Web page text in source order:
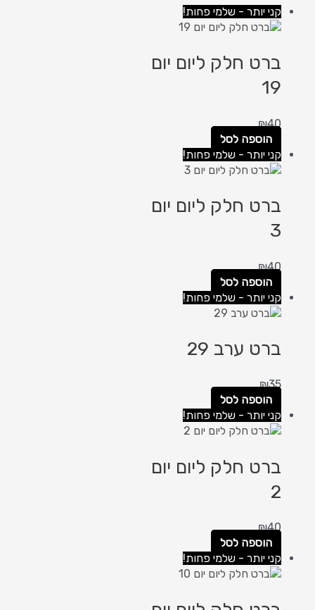
קני יותר - שלמי פחות!
ברט חלק ליום יום
19
₪40
הוספה לסל
קני יותר - שלמי פחות!
ברט חלק ליום יום
3
₪40
הוספה לסל
קני יותר - שלמי פחות!
ברט ערב 29
₪35
הוספה לסל
קני יותר - שלמי פחות!
ברט חלק ליום יום
2
₪40
הוספה לסל
קני יותר - שלמי פחות!